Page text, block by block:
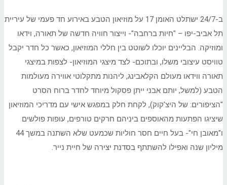
ב-24/7 ישתלט האומן 17 על מוזיאון הטבע באירוע חד פעמי של עיריית
תל אביב-יפו – "חיות ברחבה"- וייצור חוויה חדשה של תאורה, וידאו
ומוזיקה. הבליינים יוכלו לשוטט בין חללי המוזיאון, כאשר כל חדר יקבל
טוויסט עיצובי משלו, ובתוכם- לצד מיצגי המוזיאון- לצפות במיצגי
תאורה ווידאו מעולם הקלאבינג, ליהנות מתקלוטי אווירה מעולמות
הטבע (למשל, יותם אבני ייתן פסקול מיוחד לחדר ברוח הסרט
"הציפורים: של היצ'קוק), לקחת חלק במפגש אישי עם מדריכי המוזיאון
שיציגו הפתעות מהאוספים ביניהם חרקים טורפים, עופות פולשים
ו"מאובן חי"- בעל חיים חסר חוליות שכמעט שלא השתנה במשך 44
מיליון שנה ואפילו להשתתף בסדנת יצירה של חיית נייר.